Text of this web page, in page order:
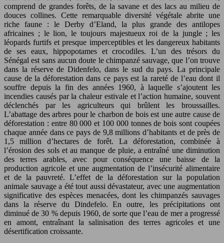
comprend de grandes forêts, de la savane et des lacs au milieu de
douces collines. Cette remarquable diversité végétale abrite une
riche faune : le Derby d’Eland, la plus grande des antilopes
africaines ; le lion, le toujours majestueux roi de la jungle ; les
léopards furtifs et presque imperceptibles et les dangereux habitants
de ses eaux, hippopotames et crocodiles. L’un des trésors du
Sénégal est sans aucun doute le chimpanzé sauvage, que l’on trouve
dans la réserve de Didenfelo, dans le sud du pays. La principale
cause de la déforestation dans ce pays est la rareté de l’eau dont il
souffre depuis la fin des années 1960, à laquelle s’ajoutent les
incendies causés par la chaleur estivale et l’action humaine, souvent
déclenchés par les agriculteurs qui brûlent les broussailles.
L’abattage des arbres pour le charbon de bois est une autre cause de
déforestation : entre 80 000 et 100 000 tonnes de bois sont coupées
chaque année dans ce pays de 9,8 millions d’habitants et de près de
1,5 million d’hectares de forêt. La déforestation, combinée à
l’érosion des sols et au manque de pluie, a entraîné une diminution
des terres arables, avec pour conséquence une baisse de la
production agricole et une augmentation de l’insécurité alimentaire
et de la pauvreté. L’effet de la déforestation sur la population
animale sauvage a été tout aussi dévastateur, avec une augmentation
significative des espèces menacées, dont les chimpanzés sauvages
dans la réserve du Dindefelo. En outre, les précipitations ont
diminué de 30 % depuis 1960, de sorte que l’eau de mer a progressé
en amont, entraînant la salinisation des terres agricoles et une
désertification croissante.